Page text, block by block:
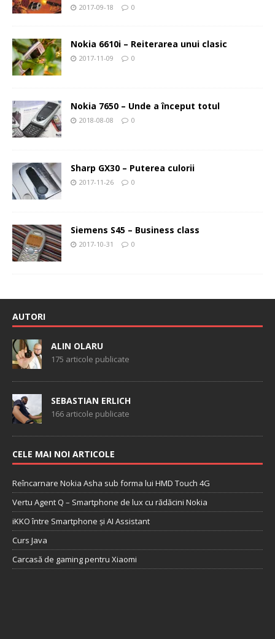
2017-09-18 0
Nokia 6610i – Reiterarea unui clasic
2017-11-09 0
Nokia 7650 – Unde a început totul
2018-08-08 0
Sharp GX30 – Puterea culorii
2017-11-26 0
Siemens S45 – Business class
2017-10-31 0
AUTORI
ALIN OLARU
175 articole publicate
SEBASTIAN ERLICH
166 articole publicate
CELE MAI NOI ARTICOLE
Reîncarnare Nokia Asha sub forma lui HMD Touch 4G
Vertu Agent Q – Smartphone de lux cu rădăcini Nokia
iKKO între Smartphone și AI Assistant
Curs Java
Carcasă de gaming pentru Xiaomi